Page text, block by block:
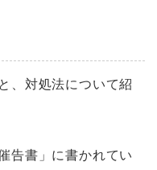
、対処法について紹
告書」に書かれてい